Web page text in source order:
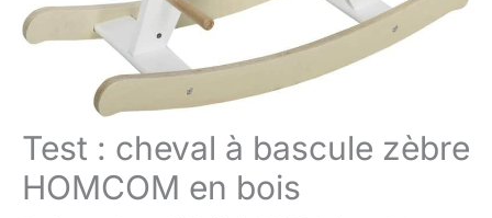
Test : cheval à bascule zèbre
HOMCOM en bois